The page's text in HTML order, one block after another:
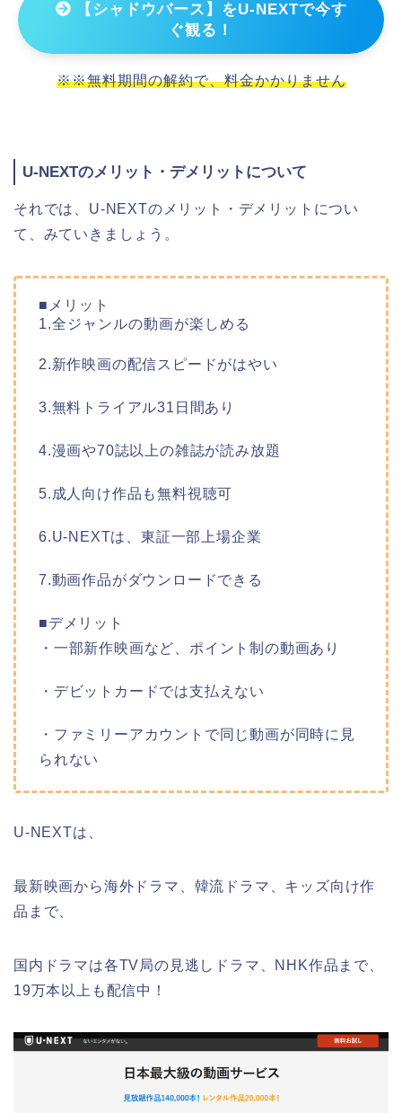
【シャドウバース】をU-NEXTで今す
ぐ観る！
※※無料期間の解約で、料金かかりません
U-NEXTのメリット・デメリットについて
それでは、U-NEXTのメリット・デメリットについ
て、みていきましょう。
■メリット
1.全ジャンルの動画が楽しめる
2.新作映画の配信スピードがはやい
3.無料トライアル31日間あり
4.漫画や70誌以上の雑誌が読み放題
5.成人向け作品も無料視聴可
6.U-NEXTは、東証一部上場企業
7.動画作品がダウンロードできる
■デメリット
・一部新作映画など、ポイント制の動画あり
・デビットカードでは支払えない
・ファミリーアカウントで同じ動画が同時に見
られない
U-NEXTは、
最新映画から海外ドラマ、韓流ドラマ、キッズ向け作
品まで、
国内ドラマは各TV局の見逃しドラマ、NHK作品まで、
19万本以上も配信中！